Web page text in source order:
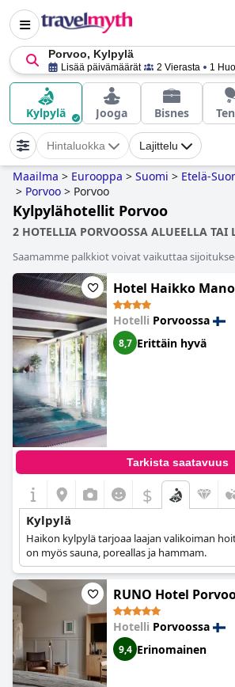
Porvoo, Kylpylä
Lisää päivämäärät 2 Vierasta 1
Kylpylä Jooga Bisnes
Hintaluokka Lajittelu
Maailma > Eurooppa > Suomi > Etelä-
> Porvoo > Porvoo
Kylpylähotellit Porvoo
2 HOTELLIA PORVOOSSA ALUEELLA TAI
Saamamme palkkiot voivat vaikuttaa
Hotel Haikko
Hotelli Porvoossa
8,7 Erittäin hyvä
Tarkista saatavuus
$
Kylpylä
Haikon kylpylä tarjoaa laajan valikoiman
on myös sauna, poreallas ja hammam.
RUNO Hotel
Hotelli Porvoossa
9,4 Erinomainen